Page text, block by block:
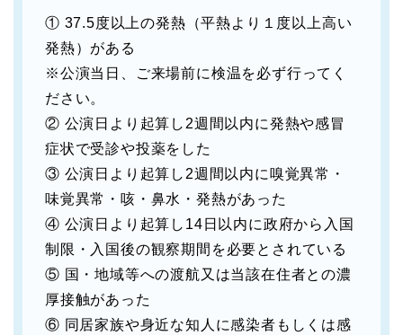
① 37.5度以上の発熱（平熱より１度以上高い
発熱）がある
※公演当日、ご来場前に検温を必ず行ってく
ださい。
② 公演日より起算し2週間以内に発熱や感冒
症状で受診や投薬をした
③ 公演日より起算し2週間以内に嗅覚異常・
味覚異常・咳・鼻水・発熱があった
④ 公演日より起算し14日以内に政府から入国
制限・入国後の観察期間を必要とされている
⑤ 国・地域等への渡航又は当該在住者との濃
厚接触があった
⑥ 同居家族や身近な知人に感染者もしくは感